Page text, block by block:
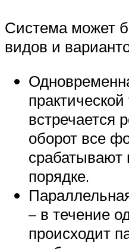
Система может
видов и
встречается
оборот все
срабатывают
порядке.
– в течение
происходит